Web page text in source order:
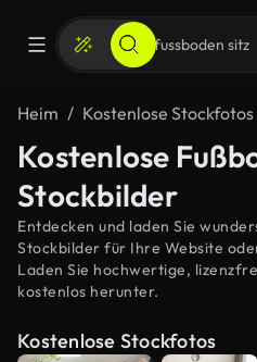
Heim Kostenlose Stockfotos
Kostenlose
Stockbilder
Entdecken und laden Sie
Stockbilder für Ihre Website
Laden Sie hochwertige,
kostenlos herunter.
Kostenlose Stockfotos